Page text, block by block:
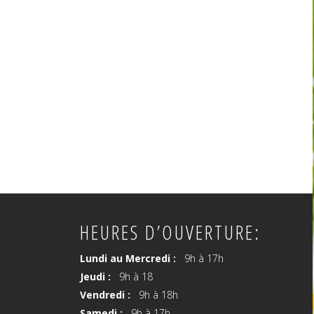
HEURES D’OUVERTURE:
Lundi au Mercredi :
9h à 17h
Jeudi :
9h à 18
Vendredi :
9h à 18h